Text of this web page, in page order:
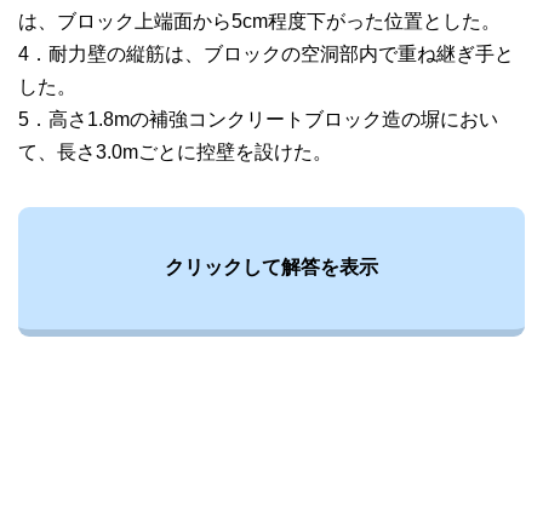
は、ブロック上端面から5cm程度下がった位置とした。
4．耐力壁の縦筋は、ブロックの空洞部内で重ね継ぎ手と
した。
5．高さ1.8mの補強コンクリートブロック造の塀におい
て、長さ3.0mごとに控壁を設けた。
クリックして解答を表示